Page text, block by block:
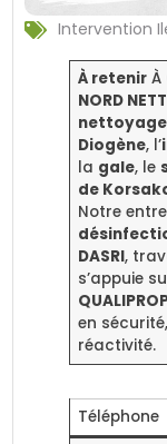
Intervention
À retenirÀ
NORD
Diogène, l’
la gale, le
de
Notre
DASRI,
s’appuie
en
réactivité.
Téléphone